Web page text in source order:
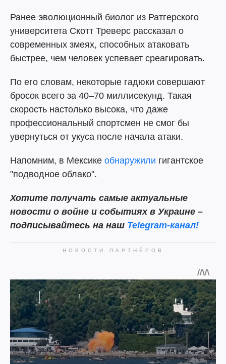
Ранее эволюционный биолог из Ратгерского
университета Скотт Треверс рассказал о
современных змеях, способных атаковать
быстрее, чем человек успевает среагировать.
По его словам, некоторые гадюки совершают
бросок всего за 40–70 миллисекунд. Такая
скорость настолько высока, что даже
профессиональный спортсмен не смог бы
увернуться от укуса после начала атаки.
Напомним, в Мексике обнаружили гигантское
"подводное облако".
Хотите получать самые актуальные
новости о войне и событиях в Украине –
подписывайтесь на наш Telegram-канал!